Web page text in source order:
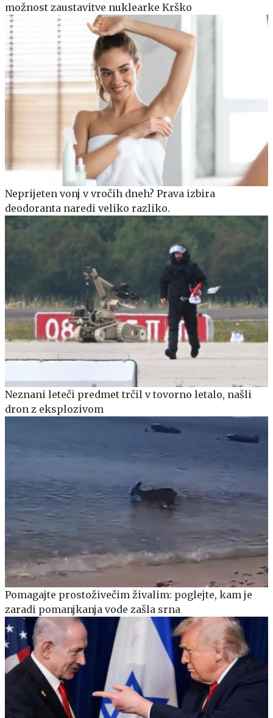
možnost zaustavitve nuklearke Krško
Neprijeten vonj v vročih dneh? Prava izbira
deodoranta naredi veliko razliko.
Neznani leteči predmet trčil v tovorno letalo, našli
dron z eksplozivom
Pomagajte prostoživečim živalim: poglejte, kam je
zaradi pomanjkanja vode zašla srna